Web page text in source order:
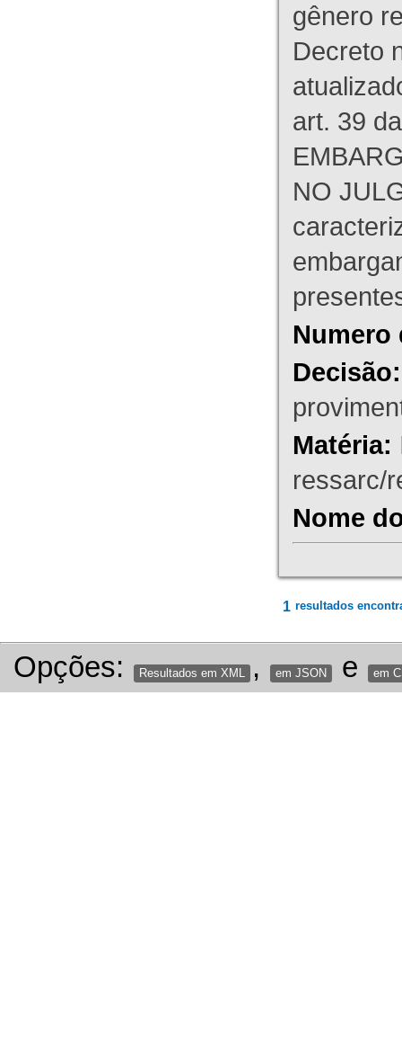
gênero
Decreto
art. 39
NO
Numero
Decisão:
Matéria:
ressarc/
Nome
1 resultados
Opções: Resultados em XML , em JSON e em